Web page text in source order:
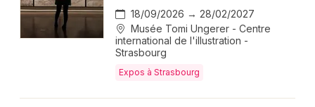
18/09/2026 → 28/02/2027
Musée Tomi Ungerer - Centre
international de l'illustration -
Strasbourg
Expos à Strasbourg